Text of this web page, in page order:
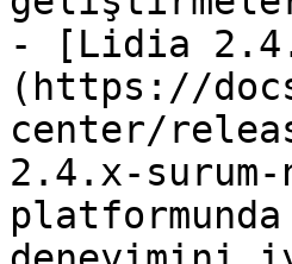
- [Lidia
(https://
center/
2.4.x-